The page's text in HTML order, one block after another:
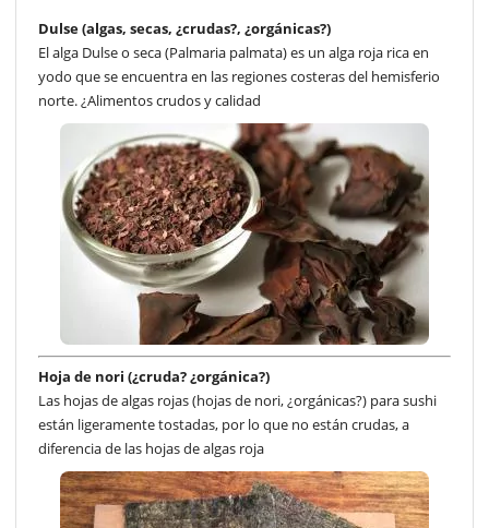
Dulse (algas, secas, ¿crudas?, ¿orgánicas?)
El alga Dulse o seca (Palmaria palmata) es un alga roja rica en
yodo que se encuentra en las regiones costeras del hemisferio
norte. ¿Alimentos crudos y calidad
Hoja de nori (¿cruda? ¿orgánica?)
Las hojas de algas rojas (hojas de nori, ¿orgánicas?) para sushi
están ligeramente tostadas, por lo que no están crudas, a
diferencia de las hojas de algas roja